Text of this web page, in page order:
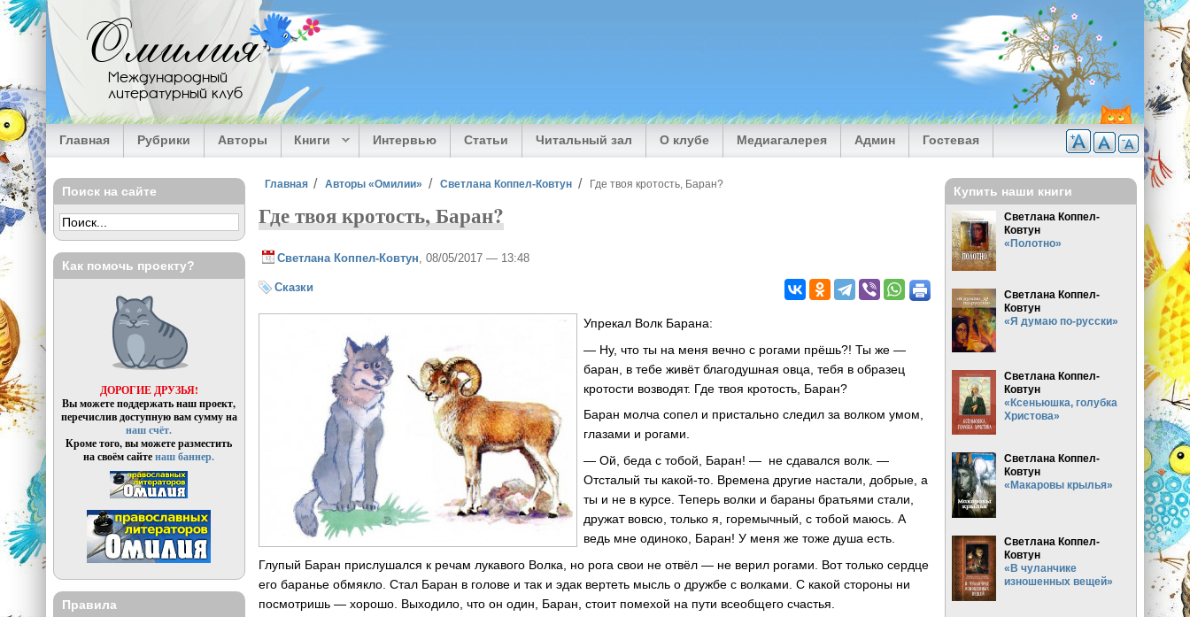
Перейти к основному содержанию
Омилия
Международный
литературный клуб
Главная Рубрики Авторы Книги Интервью Статьи Читальный зал О клубе Медиагалерея Админ Гостевая
Вы здесь
Главная Авторы «Омилии» Светлана Коппел-Ковтун Где твоя кротость, Баран?
Где твоя кротость, Баран?
Светлана Коппел-Ковтун , 08/05/2017 — 13:48
Сказки
Упрекал Волк Барана:
— Ну, что ты на меня вечно с рогами прёшь?! Ты же —
баран, в тебе живёт благодушная овца, тебя в образец
кротости возводят. Где твоя кротость, Баран?
Баран молча сопел и пристально следил за волком умом,
глазами и рогами.
— Ой, беда с тобой, Баран! — не сдавался волк. —
Отсталый ты какой-то. Времена другие настали, добрые, а
ты и не в курсе. Теперь волки и бараны братьями стали,
дружат вовсю, только я, горемычный, с тобой маюсь. А
ведь мне одиноко, Баран! У меня же тоже душа есть.
Глупый Баран прислушался к речам лукавого Волка, но рога свои не отвёл — не верил рогами. Вот только сердце
его баранье обмякло. Стал Баран в голове и так и эдак вертеть мысль о дружбе с волками. С какой стороны ни
посмотришь — хорошо. Выходило, что он один, Баран, стоит помехой на пути всеобщего счастья.
Поиск на сайте
Как помочь проекту?
ДОРОГИЕ ДРУЗЬЯ!
Вы можете поддержать наш проект,
перечислив доступную вам сумму на
наш счёт.
Кроме того, вы можете разместить
на своём сайтенаш баннер.
Правила
Купить наши книги
Светлана Коппел-
Ковтун
«Полотно»
Светлана Коппел-
Ковтун
«Я думаю по-русски»
Светлана Коппел-
Ковтун
«Ксеньюшка, голубка
Христова»
Светлана Коппел-
Ковтун
«Макаровы крылья»
Светлана Коппел-
Ковтун
«В чуланчике
изношенных вещей»